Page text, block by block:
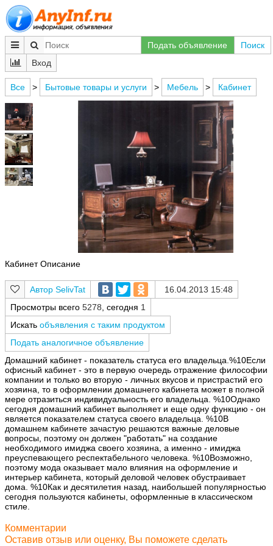
Подать объявление
Поиск
Вход
Все > Бытовые товары и услуги > Мебель > Кабинет
Кабинет Описание
SelivTat
16.04.2013 15:48
Просмотры всего 5278 , сегодня 1
Искать объявления с таким продуктом
Подать аналогичное объявление
Домашний кабинет - показатель статуса его владельца.%10Если
офисный кабинет - это в первую очередь отражение философии
компании и только во вторую - личных вкусов и пристрастий его
хозяина, то в оформлении домашнего кабинета может в полной
мере отразиться индивидуальность его владельца. %10Однако
сегодня домашний кабинет выполняет и еще одну функцию - он
является показателем статуса своего владельца. %10В
домашнем кабинете зачастую решаются важные деловые
вопросы, поэтому он должен "работать" на создание
необходимого имиджа своего хозяина, а именно - имиджа
преуспевающего респектабельного человека. %10Возможно,
поэтому мода оказывает мало влияния на оформление и
интерьер кабинета, который деловой человек обустраивает
дома. %10Как и десятилетия назад, наибольшей популярностью
сегодня пользуются кабинеты, оформленные в классическом
стиле.
Комментарии
Оставив отзыв или оценку, Вы поможете сделать